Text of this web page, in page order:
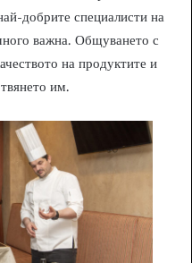
добрите специалисти на
важна. Общуването с
на продуктите и
им.